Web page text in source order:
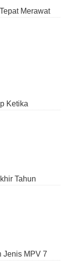
Merawat
Ketika
Tahun
Jenis MPV 7